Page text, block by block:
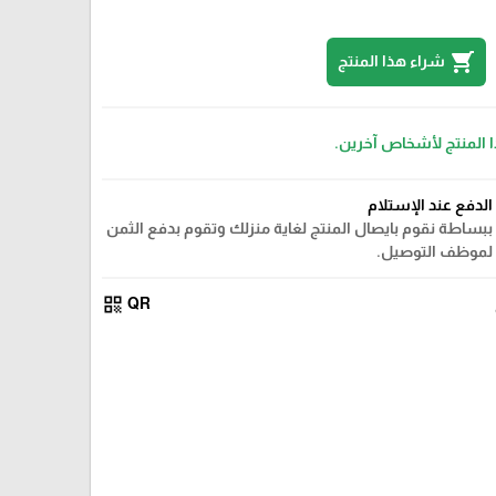
shopping_cart شراء هذا المنتج
المنتج لأشخاص آخرين.
الدفع عند الإستلام
ببساطة نقوم بايصال المنتج لغاية منزلك وتقوم بدفع الثمن
لموظف التوصيل.
QR
qr_code